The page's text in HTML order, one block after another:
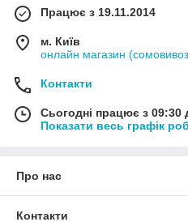
Працює з 19.11.2014
м. Київ
онлайн магазин
Контакти
Сьогодні працює з 09:30
Показати весь графік
Про нас
Контакти